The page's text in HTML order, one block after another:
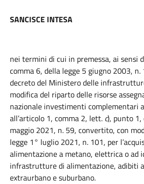
SANCISCE INTESA
nei termini di cui in premessa, ai sensi
comma 6, della legge 5 giugno 2003,
decreto del Ministero delle
modifica del riparto delle risorse
nazionale investimenti complementari
all’articolo 1, comma 2, lett. c), punto
maggio 2021, n. 59, convertito, con
legge 1° luglio 2021, n. 101, per
alimentazione a metano, elettrica o ad
infrastrutture di alimentazione, adibiti
extraurbano e suburbano.